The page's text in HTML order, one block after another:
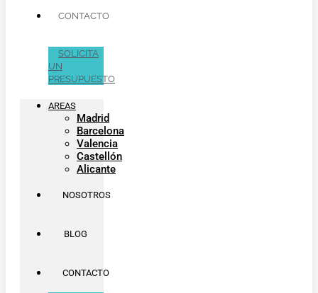
CONTACTO
SOLICITA
UN
PRESUPUESTO
AREAS
Madrid
Barcelona
Valencia
Castellón
Alicante
NOSOTROS
BLOG
CONTACTO